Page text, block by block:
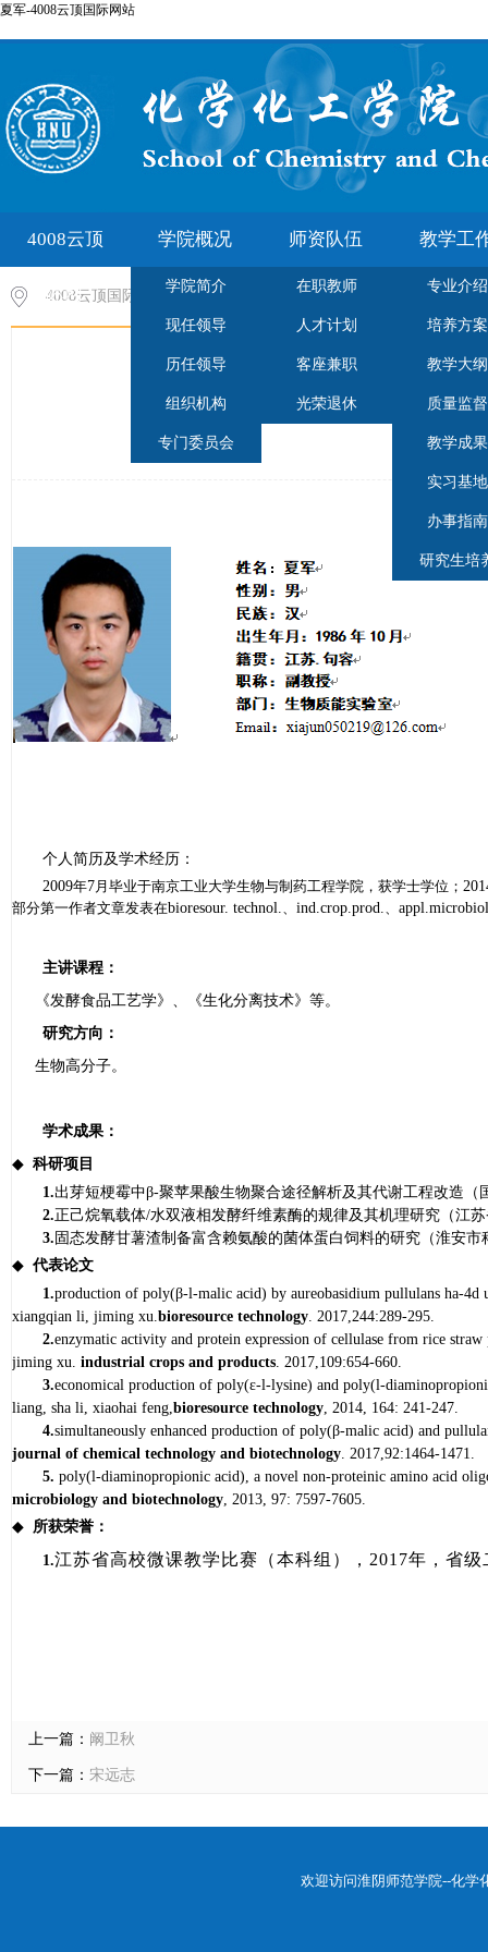
夏军-4008云顶国际网站
4008云顶
国际网
学院概况
学院简介
现任领导
历任领导
组织机构
专门委员会
师资队伍
在职教师
人才计划
客座兼职
光荣退休
教学工
专业介绍
培养方案
教学大纲
质量监督
教学成果
实习基地
办事指南
研究生培
4008云顶国际网站-云顶集团7610官方网站 > 师资队伍
个人简历及学术经历：
2009年7月毕业于南京工业大学生物与制药工程学院，获学士学位；
部分第一作者文章发表在bioresour. technol.、 ind.crop.prod.、
主讲课程：
《发酵食品工艺学》、《生化分离技术》等。
研究方向：
生物高分子。
学术成果：
◆ 科研项目
1.出芽短梗霉中β-聚苹果酸生物聚合途径解析及其代谢工程改造（
2.正己烷氧载体/水双液相发酵纤维素酶的规律及其机理研究（江
3. 固态发酵甘薯渣制备富含赖氨酸的菌体蛋白饲料的研究（淮安
◆ 代表论文
1.production of poly(β-l-malic acid) by aureobasidium pullulans ha-4d
xiangqian li, jiming xu.bioresource technology. 2017,244:289-295.
2.enzymatic activity and protein expression of cellulase from rice
jiming xu. industrial crops and products. 2017,109:654-660.
3.economical production of poly(ε-l-lysine) and poly(l-
liang, sha li, xiaohai feng,bioresource technology, 2014, 164: 241-247.
4.simultaneously enhanced production of poly(β-malic acid) and
journal of chemical technology and biotechnology. 2017,92:1464-1471.
5. poly(l-diaminopropionic acid), a novel non-proteinic amino acid
microbiology and biotechnology, 2013, 97: 7597-7605.
◆ 所获荣誉：
1.江苏省高校微课教学比赛（本科组）， 2017年，省级
上一篇： 阚卫秋
下一篇： 宋远志
欢迎访问淮阴师范学院--化学